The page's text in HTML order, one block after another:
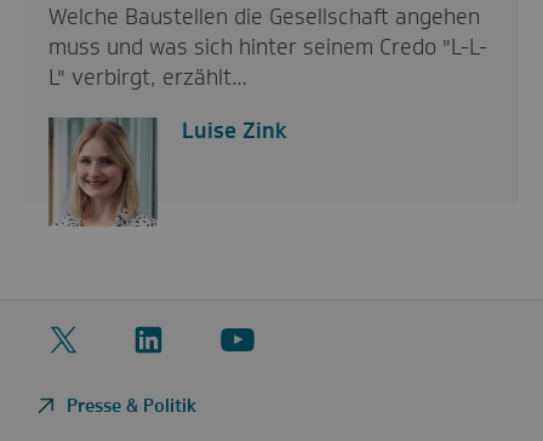
Welche Baustellen die Gesellschaft angehen
muss und was sich hinter seinem Credo "L-L-
L" verbirgt, erzählt…
Luise Zink
Twitter
LinkedIn
YouTube
Presse & Politik